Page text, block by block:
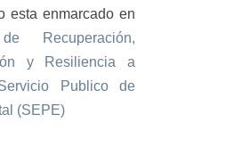
esta enmarcado en
Recuperación,
y Resiliencia a
Publico de
(SEPE)